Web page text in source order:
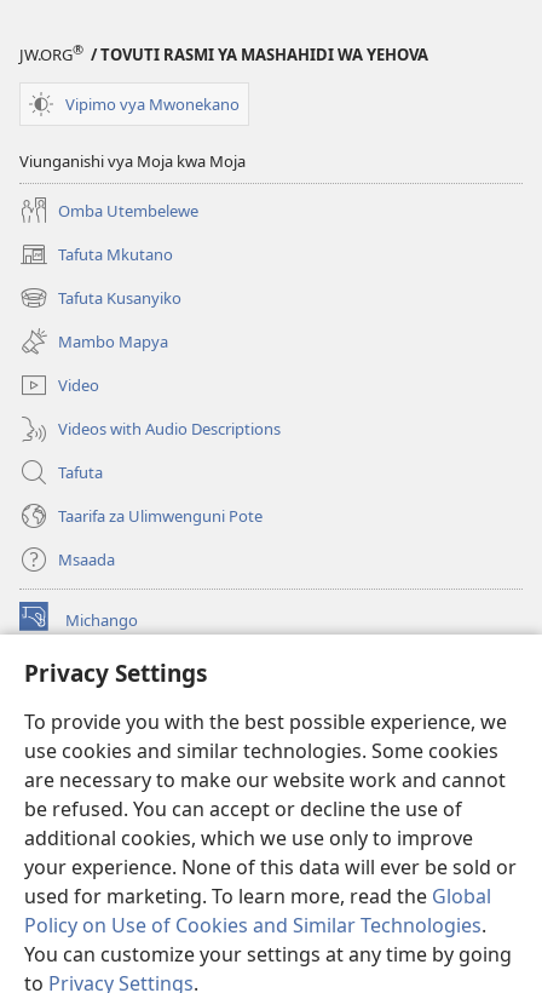
Privacy Settings
To provide you with the best possible experience, we
use cookies and similar technologies. Some cookies
are necessary to make our website work and cannot
be refused. You can accept or decline the use of
additional cookies, which we use only to improve
your experience. None of this data will ever be sold or
used for marketing. To learn more, read the Global
Policy on Use of Cookies and Similar Technologies.
You can customize your settings at any time by going
to Privacy Settings.
JW.ORG® / TOVUTI RASMI YA MASHAHIDI WA YEHOVA
Vipimo vya Mwonekano
Viunganishi vya Moja kwa Moja
Omba Utembelewe
Tafuta Mkutano
(opens
new
window)
Tafuta Kusanyiko
(opens
new
window)
Mambo Mapya
Video
Videos with Audio Descriptions
Tafuta
Taarifa za Ulimwenguni Pote
Msaada
Michango
(opens
window)Watchtower MAKTABA KWENYE MTANDAO™
new
window)JW Hub ®
(opens
new
window)
®
Watchtower Library
Copyright© 2026 Watch Tower Bible and Tract Society of Pennsylvania.